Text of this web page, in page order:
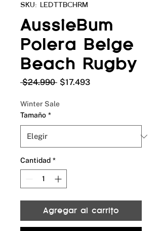
SKU: LEDTTBCHRM
AussieBum
Polera Beige
Beach Rugby
$24.990 Precio
$17.493Precio
Winter Sale
Tamaño *
Cantidad *
Agregar al carrito